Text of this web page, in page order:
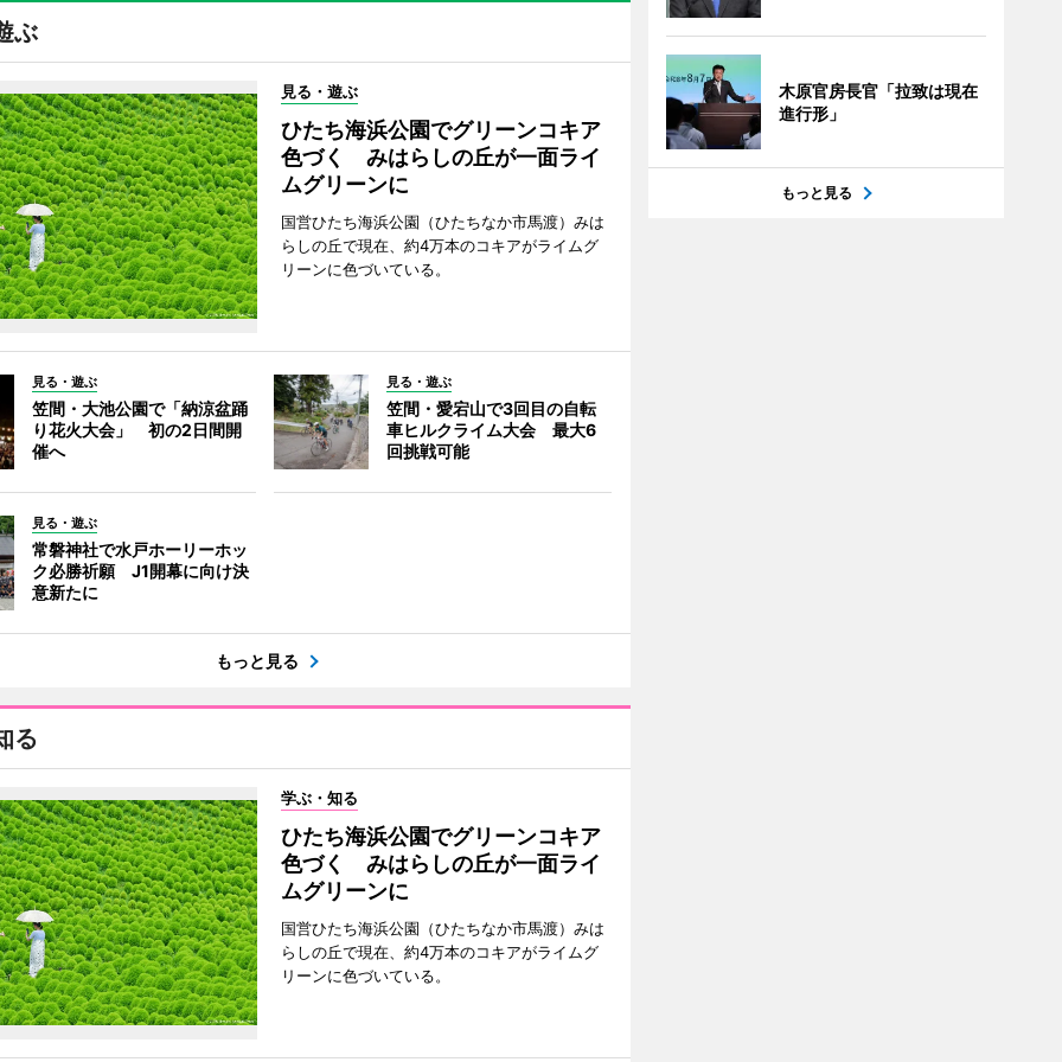
ぶ
見る・遊ぶ
ひたち海浜公園でグリーンコキア
色づく みはらしの丘が一面ライ
ムグリーンに
国営ひたち海浜公園（ひたちなか市馬渡）みは
らしの丘で現在、約4万本のコキアがライムグ
リーンに色づいている。
見る・遊ぶ
笠間・大池公園で「納涼盆踊
り花火大会」 初の2日間開
催へ
見る・遊ぶ
笠間・愛宕山で3回目の自転
車ヒルクライム大会 最大6
回挑戦可能
見る・遊ぶ
常磐神社で水戸ホーリーホッ
ク必勝祈願 J1開幕に向け決
意新たに
もっと見る
る
学ぶ・知る
ひたち海浜公園でグリーンコキア
色づく みはらしの丘が一面ライ
ムグリーンに
国営ひたち海浜公園（ひたちなか市馬渡）みは
らしの丘で現在、約4万本のコキアがライムグ
リーンに色づいている。
木原官房長官「拉致は現在
進行形」
もっと見る